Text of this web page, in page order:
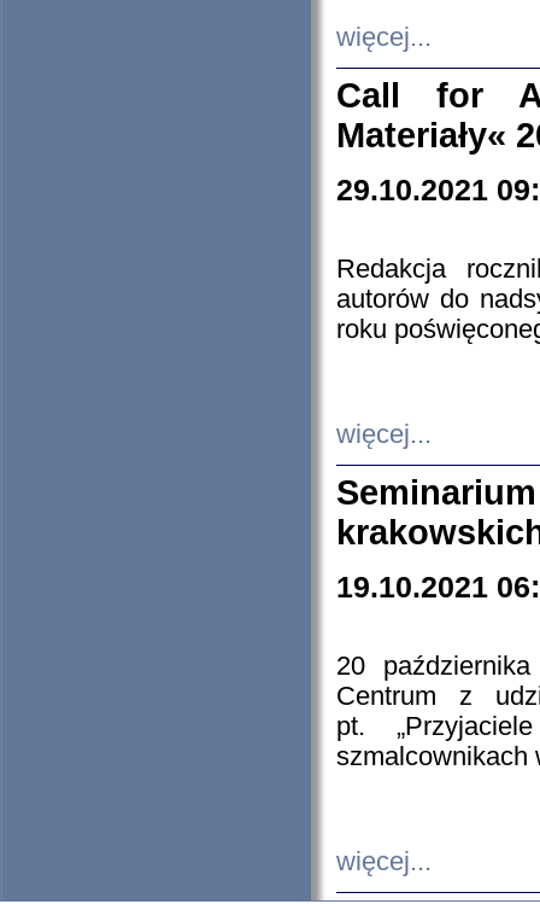
więcej...
Call for
Materiały«
29.10.2021
Redakcja
autorów do
roku
więcej...
19.10.2021
20
Centrum z
pt.
szmalcownikach
więcej...